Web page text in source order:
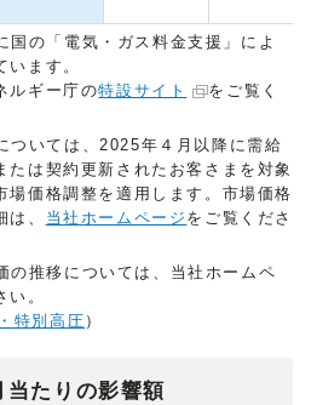
国の「電気・ガス料金支援」によ
います。
ルギー庁の特設サイト
をご覧く
ついては、2025年４月以降に需給
たは契約更新されたお客さまを対象
場価格調整を適用します。市場価格
、 当社ホームページ をご覧くださ
の推移については、当社ホームペ
。
特別高圧）
たりの影響額